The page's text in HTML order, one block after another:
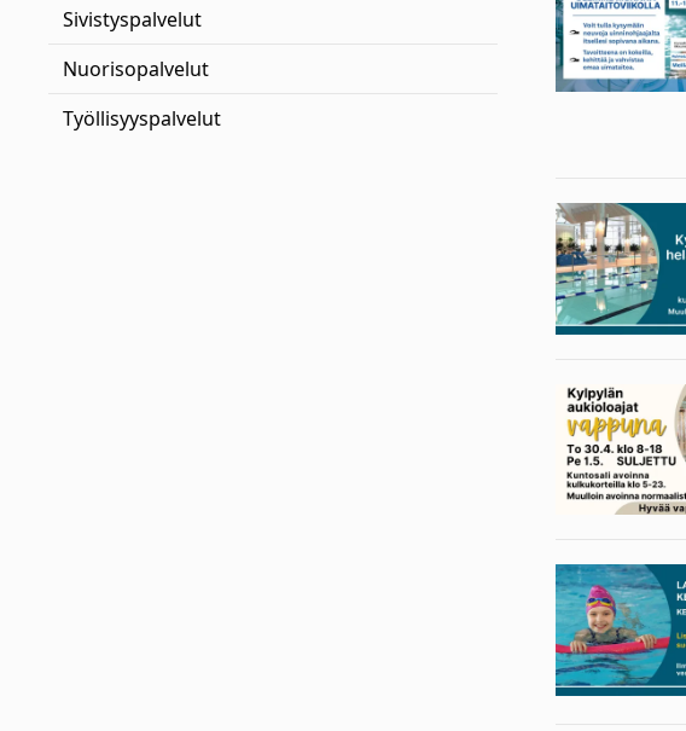
Sivistyspalvelut
Nuorisopalvelut
Työllisyyspalvelut